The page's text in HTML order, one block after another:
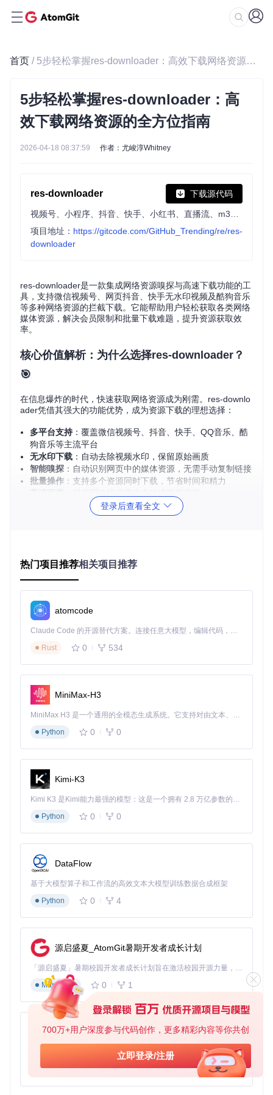
700万+用户深度参与代码创作，更多精彩内容等你共创
立即登录/注册
首页 / 5步轻松掌握res-downloader：高效下载网络资源的全方位指南
5步轻松掌握res-downloader：高
效下载网络资源的全方位指南
2026-04-18 08:37:59 作者：尤峻淳Whitney
res-downloader 下载源代码
项目地址： https://gitcode.com/GitHub_Trending/re/res-
downloader
res-downloader是一款集成网络资源嗅探与高速下载功能的工
具，支持微信视频号、网页抖音、快手无水印视频及酷狗音乐
等多种网络资源的拦截下载。它能帮助用户轻松获取各类网络
媒体资源，解决会员限制和批量下载难题，提升资源获取效
率。
核心价值解析：为什么选择res-downloader？
🎯
在信息爆炸的时代，快速获取网络资源成为刚需。res-downlo
ader凭借其强大的功能优势，成为资源下载的理想选择：
多平台支持 ：覆盖微信视频号、抖音、快手、QQ音乐、酷
狗音乐等主流平台
无水印下载 ：自动去除视频水印，保留原始画质
智能嗅探 ：自动识别网页中的媒体资源，无需手动复制链接
批量操作 ：支持多个资源同时下载，节省时间和精力
场景应用展示：res-downloader能解决哪些问
社交媒体内容备份
想要保存喜欢的微信视频号或抖音内容？res-downloader可以
帮助你：
无水印保存短视频内容
批量下载系列教学视频
对于音乐爱好者，这款工具提供：
下载QQ音乐、酷狗音乐等平台的音频资源
支持多种音质选择
学生和教育工作者可以：
下载在线课程视频
备份学习资料
实战指南：从零开始使用res-downloader
零基础安装步骤
git clone
go mod tidy
编译完成后，可在项目目录中找到可执行文件。
个性化配置方案
启动软件后，需要进行基本配置以确保最佳性能：
代理设置：默认使用127.0.0.1:8899，保持默认即可
登录后查看全文
热门项目推荐相关项目推荐
atomcode
Claude Code 的开源替代方案。连接任意大模型，编辑代码，运行命令，自动验证 — 全自动执行。用 Rust 构建，极致性能。 ｜ An open-source alternative to Claude Code. Connect any LLM, edit code, run commands, and verify changes — autonomously. Built in Rust for speed. Get Started
Rust
0 534
MiniMax-H3
MiniMax H3 是一个通用的全模态生成系统。它支持对由文本、图像、视频和音频组成的多模态上下文进行统一理解，并能生成分辨率高达 2K、时长可达 15 秒的带原生立体声音频的视频。得益于面向任务泛化的系统设计，H3 在预训练阶段就已具备广泛的多模态上下文理解与生成能力，能够出色地执行复杂的多模态指令。
Python
0 0
Kimi-K3
Kimi K3 是Kimi能力最强的模型：这是一个拥有 2.8 万亿参数的混合专家（MoE）模型，具备原生视觉理解能力，并支持 100 万 token 的上下文窗口。
Python
0 0
DataFlow
基于大模型算子和工作流的高效文本大模型训练数据合成框架
Python
0 4
源启盛夏_AtomGit暑期开发者成长计划
「源启盛夏」暑期校园开发者成长计划旨在激活校园开源力量，通过积分激励、认证扶持、资源倾斜等形式，引导高校组织和开发者完成「入驻 — 建项目 — 做贡献 — 获认证 — 得资源」的完整闭环。无论你是想带领社团入驻平台的组织者，还是希望用代码贡献证明自己的开发者，都能在这里找到属于你的成长路径。
Markdown
0 1
py-xiaozhi
基于Python的Xiaozhi AI，适用于想要完整Xiaozhi体验而无需拥有专用硬件的用户。
Python
0 1